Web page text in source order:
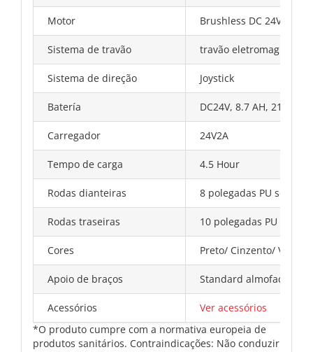
Motor Brushless DC 24V
Sistema de travão travão eletromagnético
Sistema de direção Joystick
Batería DC24V, 8.7 AH, 210 W/
Carregador 24V2A
Tempo de carga 4.5 Hour
Rodas dianteiras 8 polegadas PU sólido
Rodas traseiras 10 polegadas PU sólido
Cores Preto/ Cinzento/ Verde
Apoio de braços Standard almofadados
Acessórios
Ver acessórios
*O produto cumpre com a normativa europeia de
produtos sanitários. Contraindicações: Não conduzir